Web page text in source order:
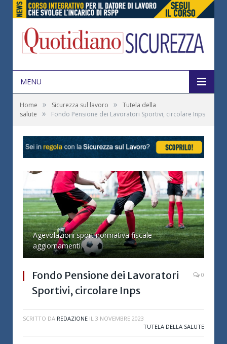
MENU
Home » Sicurezza sul lavoro »
Tutela della
salute
» Fondo Pensione dei Lavoratori Sportivi, circolare Inps
Agevolazioni sport normativa fiscale
aggiornamenti.
Fondo Pensione dei Lavoratori
Sportivi, circolare Inps
0
SCRITTO DA REDAZIONE IL 3 NOVEMBRE 2023
TUTELA DELLA SALUTE